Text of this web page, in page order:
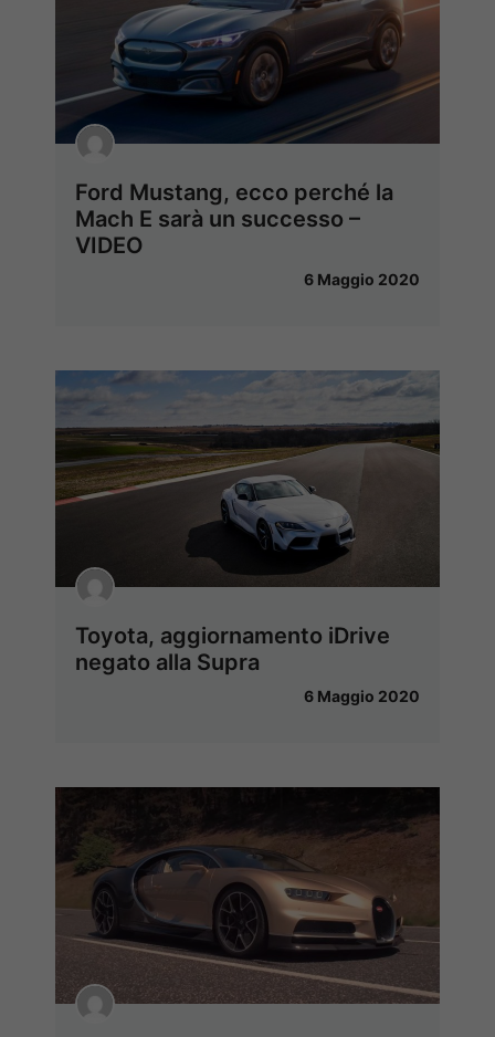
Ford Mustang, ecco perché la
Mach E sarà un successo –
VIDEO
6 Maggio 2020
Toyota, aggiornamento iDrive
negato alla Supra
6 Maggio 2020